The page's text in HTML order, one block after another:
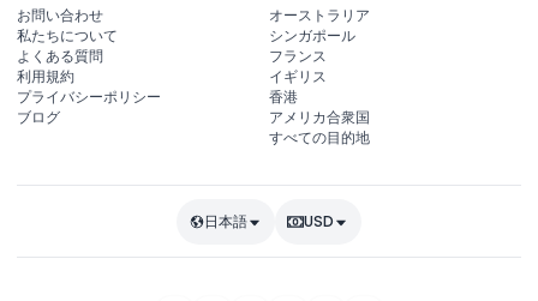
お問い合わせ
私たちについて
よくある質問
利用規約
プライバシーポリシー
ブログ
オーストラリア
シンガポール
フランス
イギリス
香港
アメリカ合衆国
すべての目的地
日本語 USD